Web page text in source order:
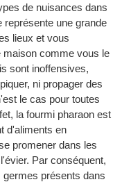
de nuisances dans
représente une grande
lieux et vous
maison comme vous le
sont inoffensives,
ni propager des
le cas pour toutes
la fourmi pharaon est
d'aliments en
promener dans les
Par conséquent,
présents dans